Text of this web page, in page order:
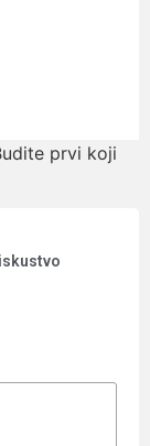
prvi koji